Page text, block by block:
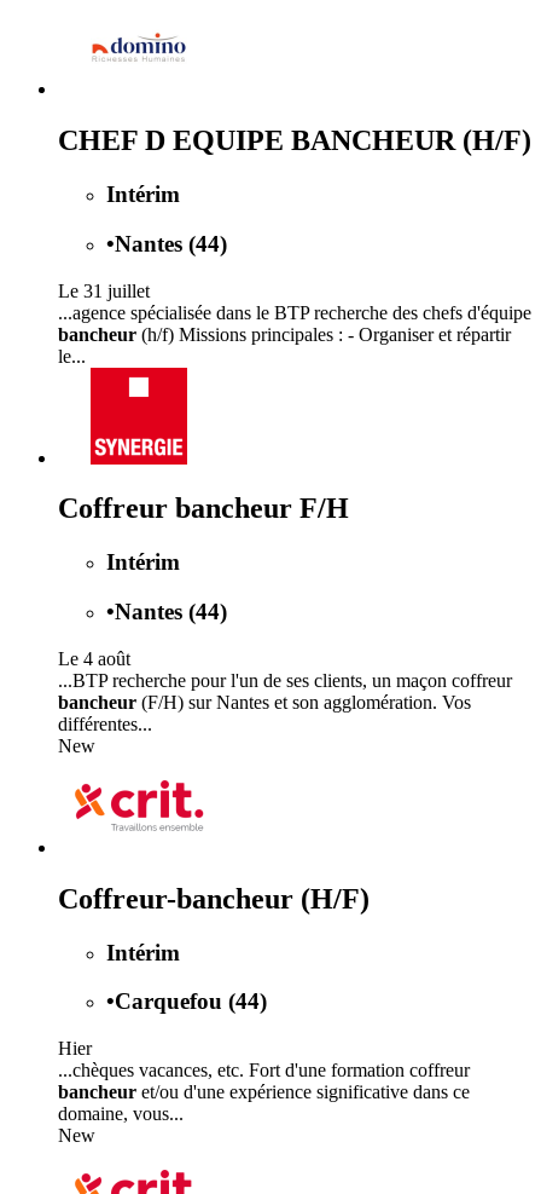
CHEF D EQUIPE BANCHEUR (H/F)
Intérim
•Nantes (44)
Le 31 juillet
...agence spécialisée dans le BTP recherche des chefs d'équipe
bancheur (h/f) Missions principales : - Organiser et répartir
le...
Coffreur bancheur F/H
Intérim
•Nantes (44)
Le 4 août
...BTP recherche pour l'un de ses clients, un maçon coffreur
bancheur (F/H) sur Nantes et son agglomération. Vos
différentes...
New
Coffreur-bancheur (H/F)
Intérim
•Carquefou (44)
Hier
...chèques vacances, etc. Fort d'une formation coffreur
bancheur et/ou d'une expérience significative dans ce
domaine, vous...
New